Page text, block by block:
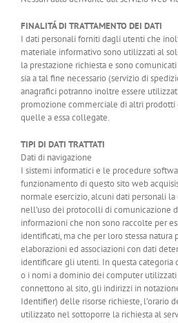
FINALITÁ DI TRATTAMENTO DEI DATI
I dati personali forniti dagli utenti che
materiale informativo sono utilizzati al
la prestazione richiesta e sono
sia a tal fine necessario (servizio di
anagrafici potranno inoltre essere
promozione commerciale di altri prodotti
quelle a essa collegate.
TIPI DI DATI TRATTATI
Dati di navigazione
I sistemi informatici e le procedure
funzionamento di questo sito web
normale esercizio, alcuni dati personali
nell’uso dei protocolli di comunicazione
informazioni che non sono raccolte per
identificati, ma che per loro stessa natura
elaborazioni ed associazioni con dati
identificare gli utenti. In questa categoria
o i nomi a dominio dei computer
connettono al sito, gli indirizzi in
Identifier) delle risorse richieste, l’orario
utilizzato nel sottoporre la richiesta al